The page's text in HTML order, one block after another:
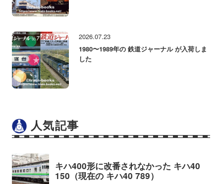
2026.07.23
1980〜1989年の 鉄道ジャーナル が入荷しま
した
人気記事